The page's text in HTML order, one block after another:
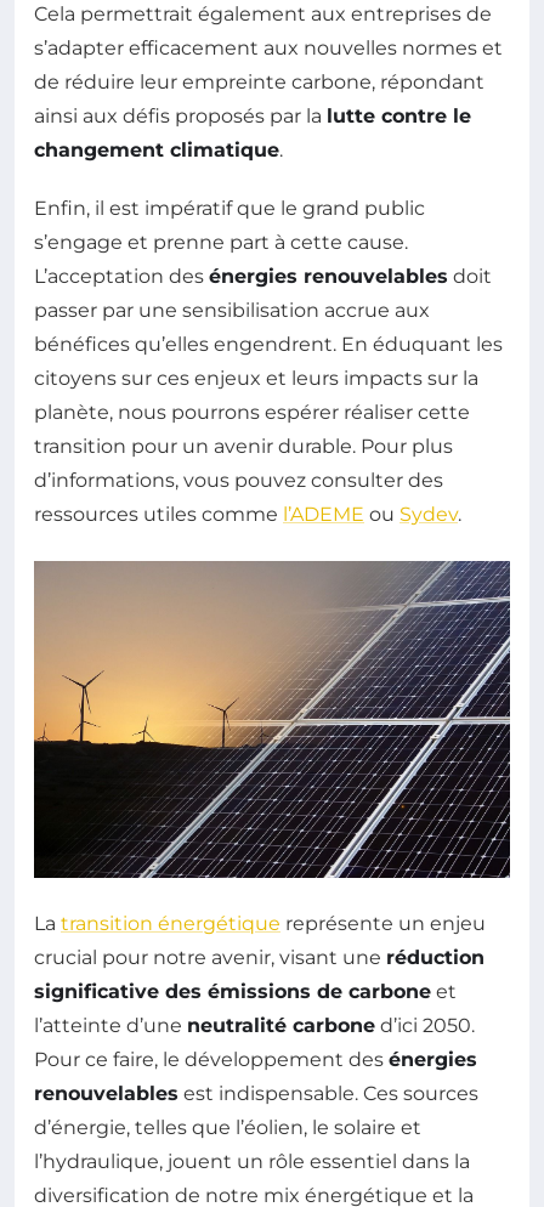
Cela permettrait également aux entreprises de
s’adapter efficacement aux nouvelles normes et
de réduire leur empreinte carbone, répondant
ainsi aux défis proposés par la lutte contre le
changement climatique.
Enfin, il est impératif que le grand public
s’engage et prenne part à cette cause.
L’acceptation des énergies renouvelables doit
passer par une sensibilisation accrue aux
bénéfices qu’elles engendrent. En éduquant les
citoyens sur ces enjeux et leurs impacts sur la
planète, nous pourrons espérer réaliser cette
transition pour un avenir durable. Pour plus
d’informations, vous pouvez consulter des
ressources utiles comme l’ADEME ou Sydev.
La transition énergétique représente un enjeu
crucial pour notre avenir, visant une réduction
significative des émissions de carbone et
l’atteinte d’une neutralité carbone d’ici 2050.
Pour ce faire, le développement des énergies
renouvelables est indispensable. Ces sources
d’énergie, telles que l’éolien, le solaire et
l’hydraulique, jouent un rôle essentiel dans la
diversification de notre mix énergétique et la